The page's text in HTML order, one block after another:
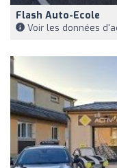
Flash Auto-Ecole
Voir les données